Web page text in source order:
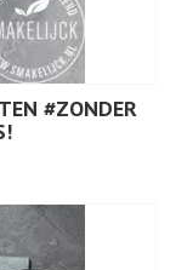
#ZONDER